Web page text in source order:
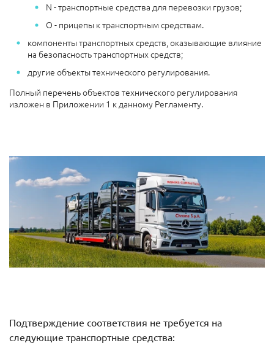
N - транспортные средства для перевозки грузов;
О - прицепы к транспортным средствам.
компоненты транспортных средств, оказывающие влияние
на безопасность транспортных средств;
другие объекты технического регулирования.
Полный перечень объектов технического регулирования
изложен в Приложении 1 к данному Регламенту.
Подтверждение соответствия не требуется на
следующие транспортные средства: